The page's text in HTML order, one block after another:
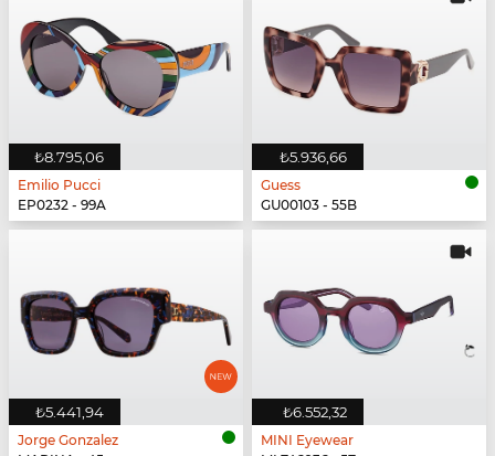
₺8.795,06
Emilio Pucci
EP0232 - 99A
₺5.936,66
Guess
GU00103 - 55B
₺5.441,94
Jorge Gonzalez
₺6.552,32
MINI Eyewear